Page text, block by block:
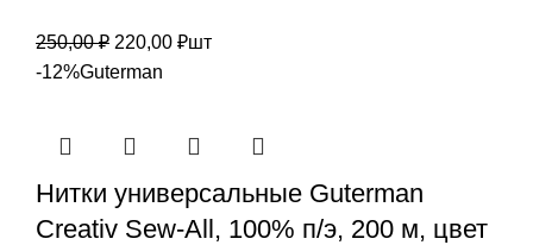
250,00₽ Первоначальная
цена
220,00 ₽Текущая
шт
-12%Guterman
Нитки универсальные Guterman
Creativ Sew-All, 100% п/э, 200 м, цвет